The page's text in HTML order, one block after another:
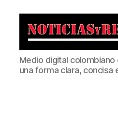
Noticias
y
Respuestas
Medio digital
una forma clara,